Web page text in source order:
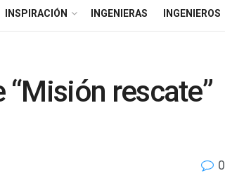
INSPIRACIÓN INGENIERAS INGENIEROS
rescate”
0